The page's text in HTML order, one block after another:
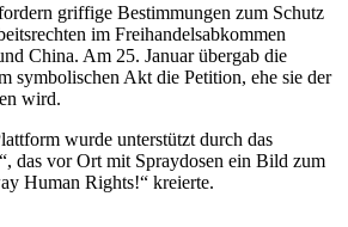
griffige Bestimmungen zum Schutz
im Freihandelsabkommen
China. Am 25. Januar übergab die
symbolischen Akt die Petition, ehe sie der
wird.
wurde unterstützt durch das
das vor Ort mit Spraydosen ein Bild zum
Human Rights!“ kreierte.